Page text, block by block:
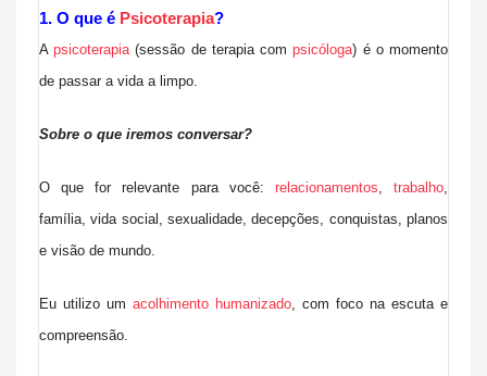
1. O que é Psicoterapia?
Apsicoterapia(sessão de terapia compsicóloga) é o momento
de passar a vida a limpo.
Sobre o que iremos conversar?
O que for relevante para você: relacionamentos,trabalho,
família, vida social, sexualidade, decepções, conquistas, planos
e visão de mundo.
Eu utilizo um acolhimento humanizado, com foco na escuta e
compreensão.